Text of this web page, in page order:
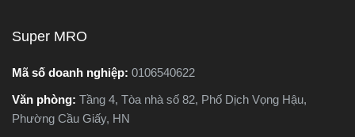
Super MRO
Mã số doanh nghiệp: 0106540622
Văn phòng: Tầng 4, Tòa nhà số 82, Phố Dịch Vọng Hậu,
Phường Cầu Giấy, HN